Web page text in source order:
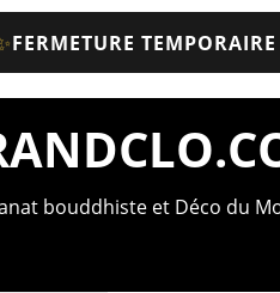
FERMETURE
bouddhiste et Déco du